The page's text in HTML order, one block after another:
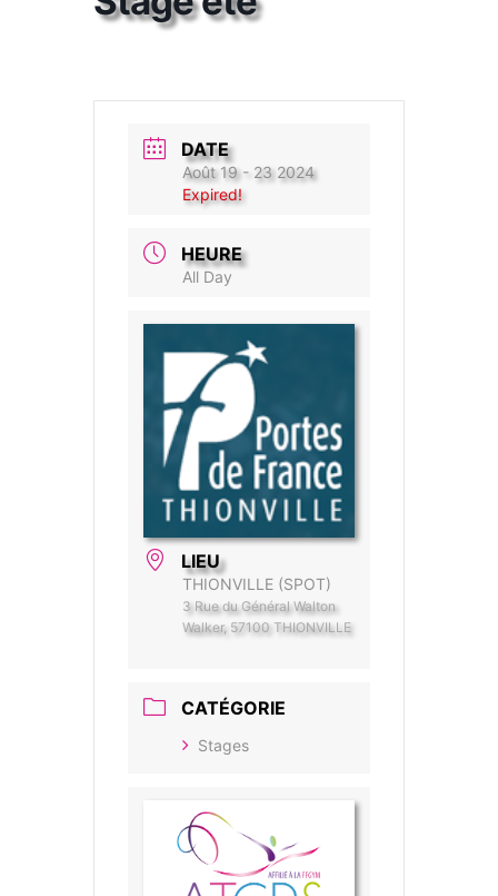
DATE
Août 19 - 23 2024
Expired!
HEURE
All Day
LIEU
THIONVILLE (SPOT)
3 Rue du Général Walton
Walker, 57100 THIONVILLE
CATÉGORIE
Stages